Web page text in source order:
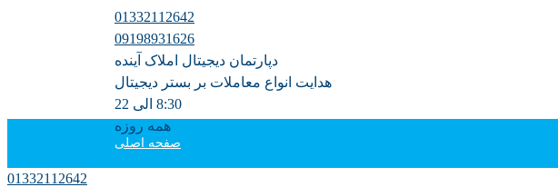
01332112642
09198931626
دپارتمان دیجیتال املاک آینده
هدایت انواع معاملات بر بستر دیجیتال
8:30 الی 22
همه روزه
صفحه اصلی
01332112642